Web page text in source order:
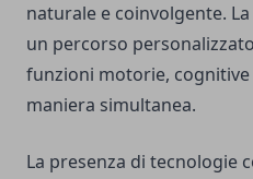
naturale e coinvolgente.
un percorso
funzioni motorie,
maniera simultanea.
La presenza di tecnologie